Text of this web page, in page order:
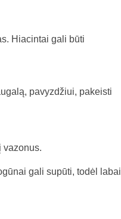
Hiacintai gali būti
pavyzdžiui, pakeisti
vazonus.
gali supūti, todėl labai